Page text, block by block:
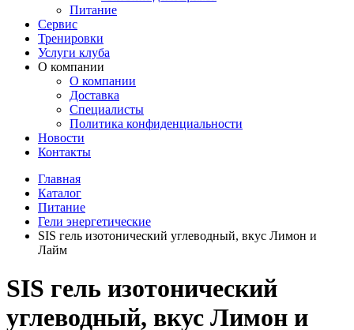
Питание
Сервис
Тренировки
Услуги клуба
О компании
О компании
Доставка
Специалисты
Политика конфиденциальности
Новости
Контакты
Главная
Каталог
Питание
Гели энергетические
SIS гель изотонический углеводный, вкус Лимон и
Лайм
SIS гель изотонический
углеводный, вкус Лимон и